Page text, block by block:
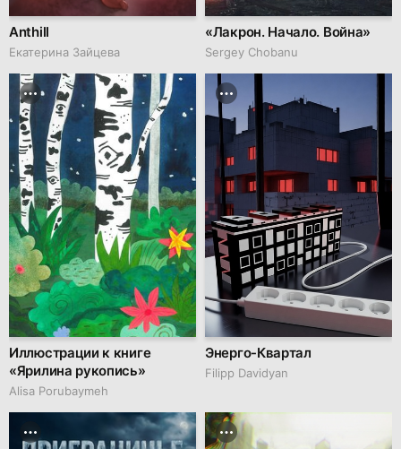
Anthill
Екатерина Зайцева
«Лакрон. Начало. Война»
Sergey Chobanu
Иллюстрации к книге
«Ярилина рукопись»
Alisa Porubaymeh
Энерго-Квартал
Filipp Davidyan